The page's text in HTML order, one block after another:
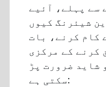
سے پہلے، آئیے
شیئرنگ کیوں
کام کرنے، بات
کرنے کے مرکزی
شاید ضرورت پڑ
سکتی ہے: